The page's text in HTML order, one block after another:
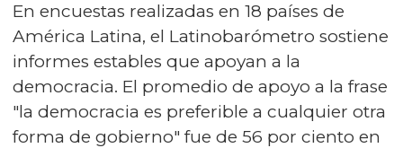
En encuestas realizadas en 18 países de
América Latina, el Latinobarómetro sostiene
informes estables que apoyan a la
democracia. El promedio de apoyo a la frase
"la democracia es preferible a cualquier otra
forma de gobierno" fue de 56 por ciento en